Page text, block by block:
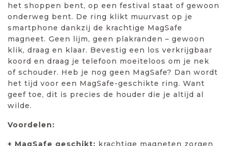
het shoppen bent, op een festival staat of gewoon
onderweg bent. De ring klikt muurvast op je
smartphone dankzij de krachtige MagSafe
magneet. Geen lijm, geen plakranden – gewoon
klik, draag en klaar. Bevestig een los verkrijgbaar
koord en draag je telefoon moeiteloos om je nek
of schouder. Heb je nog geen MagSafe? Dan wordt
het tijd voor een MagSafe-geschikte ring. Want
geef toe, dit is precies de houder die je altijd al
wilde.
Voordelen:
+ MagSafe geschikt: krachtige magneten zorgen